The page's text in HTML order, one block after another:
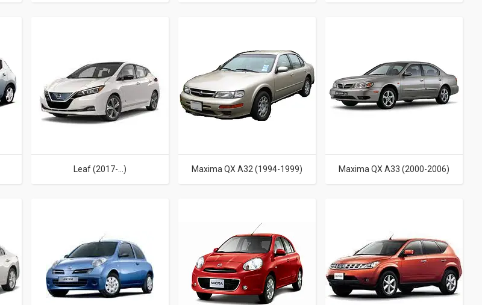
Leaf (2017-…) Maxima QX A32 (1994-1999) Maxima QX A33 (2000-2006)